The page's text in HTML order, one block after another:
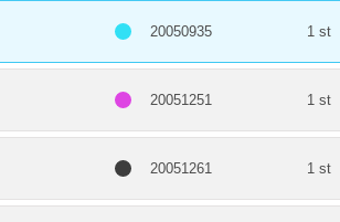
20050935 1 st
20051251 1 st
20051261 1 st